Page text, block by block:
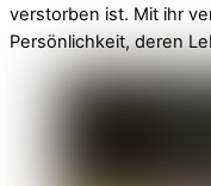
verstorben ist. Mit ihr
Persönlichkeit, deren